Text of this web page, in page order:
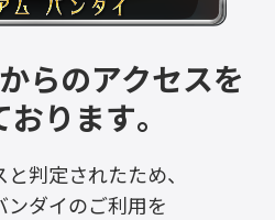
らのアクセスを
ります。
判定されたため、
ンダイのご利用を